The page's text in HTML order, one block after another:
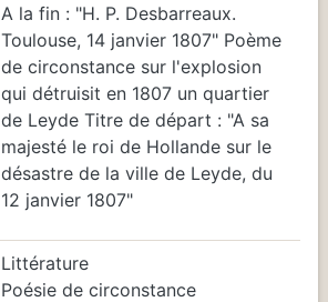
A la fin : "H. P. Desbarreaux.
Toulouse, 14 janvier 1807" Poème
de circonstance sur l'explosion
qui détruisit en 1807 un quartier
de Leyde Titre de départ : "A sa
majesté le roi de Hollande sur le
désastre de la ville de Leyde, du
12 janvier 1807"
Littérature
Poésie de circonstance